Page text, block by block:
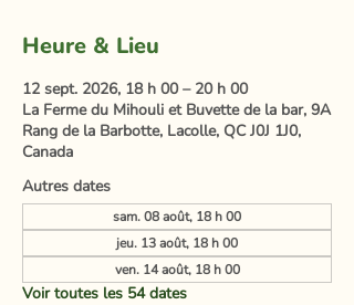
Heure & Lieu
12 sept. 2026, 18 h 00 – 20 h 00
La Ferme du Mihouli et Buvette de la bar, 9A
Rang de la Barbotte, Lacolle, QC J0J 1J0,
Canada
Autres dates
sam. 08 août, 18 h 00
jeu. 13 août, 18 h 00
ven. 14 août, 18 h 00
Voir toutes les 54 dates